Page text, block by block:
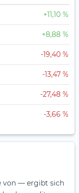
+11,10 %
+8,88 %
-19,40 %
-13,47 %
-27,48 %
-3,66 %
von — ergibt sich